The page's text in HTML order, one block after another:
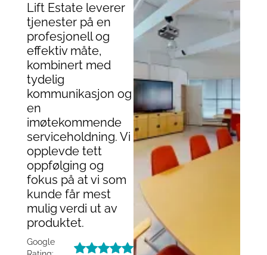
Lift Estate leverer
tjenester på en
profesjonell og
effektiv måte,
kombinert med
tydelig
kommunikasjon og
en
imøtekommende
serviceholdning. Vi
opplevde tett
oppfølging og
fokus på at vi som
kunde får mest
mulig verdi ut av
produktet.
Google